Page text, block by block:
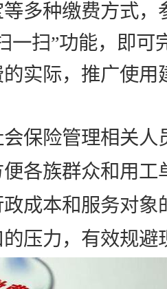
等多种缴费方式
一扫”功能，即可
实际，推广使用
保险管理相关人
各族群众和用工
成本和服务对象
压力，有效规避